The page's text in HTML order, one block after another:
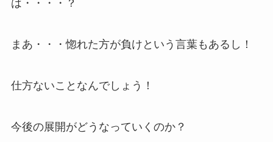
は・・・・？
まあ・・・惚れた方が負けという言葉もあるし！
仕方ないことなんでしょう！
今後の展開がどうなっていくのか？